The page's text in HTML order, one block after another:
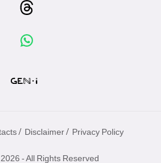
/ Disclaimer / Privacy Policy
- All Rights Reserved